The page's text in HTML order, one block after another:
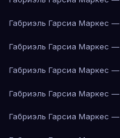
Габриэль Гарсиа Маркес
Габриэль Гарсиа Маркес
Габриэль Гарсиа Маркес
Габриэль Гарсиа Маркес
Габриэль Гарсиа Маркес